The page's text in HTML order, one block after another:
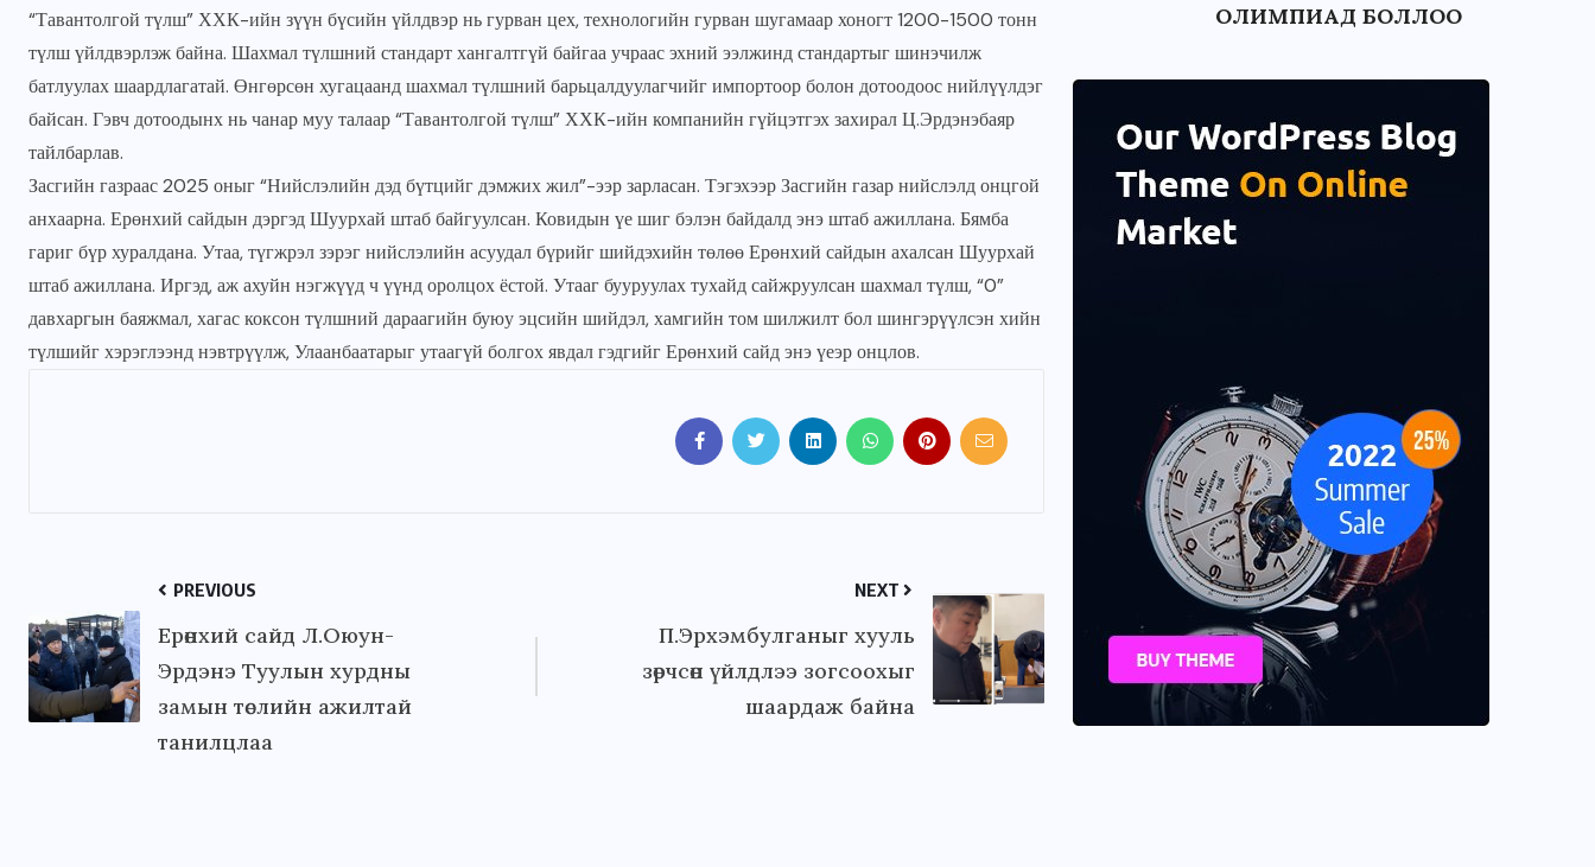
“Тавантолгой түлш” ХХК-ийн зүүн бүсийн үйлдвэр нь гурван цех, технологийн гурван шугамаар хоногт 1200-1500 тонн
түлш үйлдвэрлэж байна. Шахмал түлшний стандарт хангалтгүй байгаа учраас эхний ээлжинд стандартыг шинэчилж
батлуулах шаардлагатай. Өнгөрсөн хугацаанд шахмал түлшний барьцалдуулагчийг импортоор болон дотоодоос нийлүүлдэг
байсан. Гэвч дотоодынх нь чанар муу талаар “Тавантолгой түлш” ХХК-ийн компанийн гүйцэтгэх захирал Ц.Эрдэнэбаяр
тайлбарлав.
Засгийн газраас 2025 оныг “Нийслэлийн дэд бүтцийг дэмжих жил”-ээр зарласан. Тэгэхээр Засгийн газар нийслэлд онцгой
анхаарна. Ерөнхий сайдын дэргэд Шуурхай штаб байгуулсан. Ковидын үе шиг бэлэн байдалд энэ штаб ажиллана. Бямба
гариг бүр хуралдана. Утаа, түгжрэл зэрэг нийслэлийн асуудал бүрийг шийдэхийн төлөө Ерөнхий сайдын ахалсан Шуурхай
штаб ажиллана. Иргэд, аж ахуйн нэгжүүд ч үүнд оролцох ёстой. Утааг бууруулах тухайд сайжруулсан шахмал түлш, “0”
давхаргын баяжмал, хагас коксон түлшний дараагийн буюу эцсийн шийдэл, хамгийн том шилжилт бол шингэрүүлсэн хийн
түлшийг хэрэглээнд нэвтрүүлж, Улаанбаатарыг утаагүй болгох явдал гэдгийг Ерөнхий сайд энэ үеэр онцлов.
PREVIOUS
Ерөнхий сайд Л.Оюун-
Эрдэнэ Туулын хурдны
замын төслийн ажилтай
танилцлаа
NEXT
П.Эрхэмбулганыг хууль
зөрчсөн үйлдлээ зогсоохыг
шаардаж байна
ОЛИМПИАД БОЛЛОО